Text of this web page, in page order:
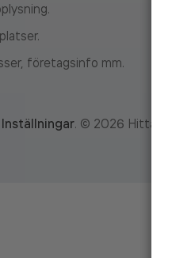
företagsinfo mm.
. © 2026 Hitta.se